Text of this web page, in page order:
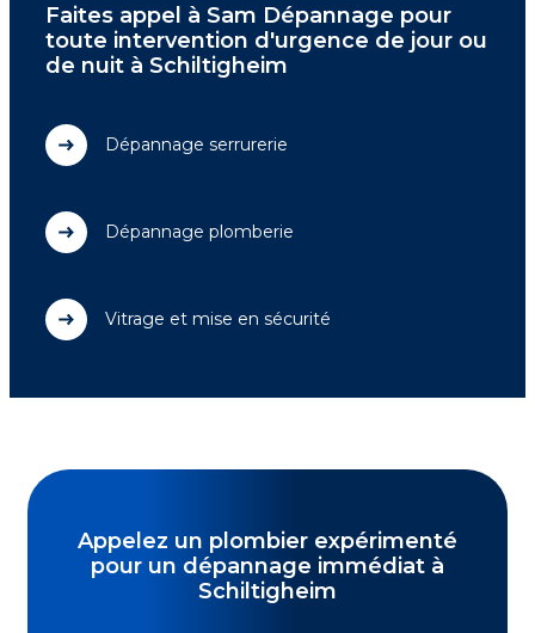
Faites appel à Sam Dépannage pour
toute intervention d'urgence de jour ou
de nuit à Schiltigheim
Dépannage serrurerie
Dépannage plomberie
Vitrage et mise en sécurité
Appelez un plombier expérimenté
pour un dépannage immédiat à
Schiltigheim